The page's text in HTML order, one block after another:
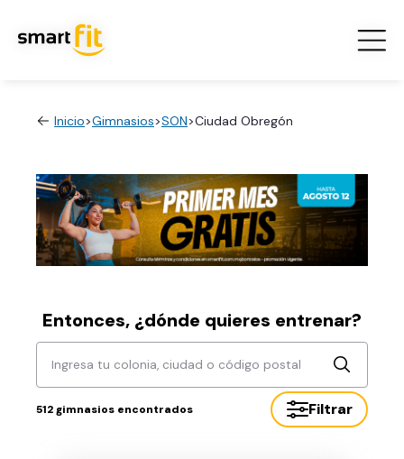
Inicio>Gimnasios>SON>Ciudad Obregón
Entonces, ¿dónde quieres entrenar?
Ingresa tu colonia, ciudad o código postal
512gimnasios encontrados Filtrar